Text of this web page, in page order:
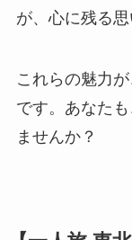
が、心に残る
これらの魅力
です。あなた
ませんか？